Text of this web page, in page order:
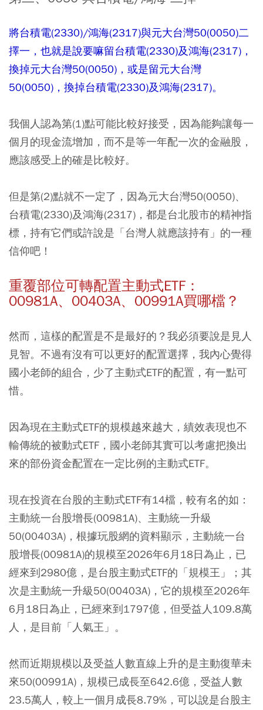
將台積電(2330)/鴻海(2317)與元大台灣50(0050)二
擇一，也就是說要嘛留台積電(2330)及鴻海(2317)，
換掉元大台灣50(0050)，或是留元大台灣
50(0050)，換掉台積電(2330)及鴻海(2317)。
我個人認為第(1)點可能比較好接受，因為能夠讓每一
個月的現金流增加，而不是等一年配一次的金融股，
應該感受上的確是比較好。
但是第(2)點就不一定了，因為元大台灣50(0050)、
台積電(2330)及鴻海(2317)，都是台北股市的精神指
標，持有它們或許說是「台灣人就應該持有」的一種
信仰吧！
重覆部位可轉配置主動式ETF：
00981A、00403A、 00991A買哪檔？
然而，這樣的配置是不是最好的？我必須要說是見人
見智。不過有沒有可以更好的配置選擇，我內心覺得
國小老師的組合，少了主動式ETF的配置，有一點可
惜。
因為現在主動式ETF的規模越來越大，績效表現也不
輸傳統的被動式ETF，國小老師其實可以考慮把換出
來的部份資金配置在一定比例的主動式ETF。
現在投資在台股的主動式ETF有14檔，較有名的如：
主動統一台股增長(00981A)、主動統一升級
50(00403A)，根據玩股網的資料顯示，主動統一台
股增長(00981A)的規模至2026年6月18日為止，已
經來到2980億，是台股主動式ETF的「規模王」；其
次是主動統一升級50(00403A)，它的規模至2026年
6月18日為止，已經來到1797億，但受益人109.8萬
人，是目前「人氣王」。
然而近期規模以及受益人數直線上升的是主動復華未
來50(00991A)，規模已成長至642.6億，受益人數
23.5萬人，較上一個月成長8.79%，可以說是台股主